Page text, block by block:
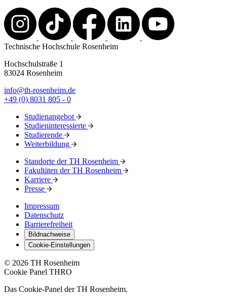
Technische Hochschule Rosenheim
Hochschulstraße 1
83024 Rosenheim
info@th-rosenheim.de
+49 (0) 8031 805 - 0
Studienangebot
Studieninteressierte
Studierende
Weiterbildung
Standorte der TH Rosenheim
Fakultäten der TH Rosenheim
Karriere
Presse
Impressum
Datenschutz
Barrierefreiheit
Bildnachweise
Cookie-Einstellungen
© 2026 TH Rosenheim
Cookie Panel THRO
Das Cookie-Panel der TH Rosenheim.